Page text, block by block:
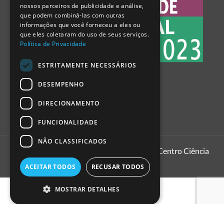
1999 - 2026
Pavilhão do Conhecimento | Centro Ciência
nossos parceiros de publicidade e análise,
que podem combiná-las com outras
informações que você forneceu a eles ou
que eles coletaram do uso de seus serviços.
Política de Privacidade
ESTRITAMENTE NECESSÁRIOS
DESEMPENHO
DIRECIONAMENTO
FUNCIONALIDADE
NÃO CLASSIFICADOS
ACEITAR TODOS RECUSAR TODOS
MOSTRAR DETALHES